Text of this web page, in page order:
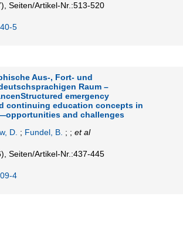
Seiten/Artikel-Nr.:513-520
5
Aus‑, Fort- und
Raum –
emergency
continuing education concepts in
and challenges
D. ; Fundel, B. ; ; et al
Seiten/Artikel-Nr.:437-445
4